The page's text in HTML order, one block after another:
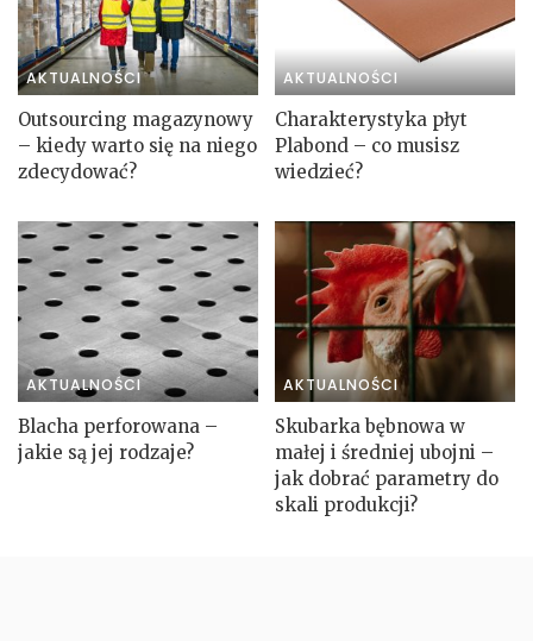
AKTUALNOŚCI
Outsourcing magazynowy
– kiedy warto się na niego
zdecydować?
AKTUALNOŚCI
Charakterystyka płyt
Plabond – co musisz
wiedzieć?
AKTUALNOŚCI
Blacha perforowana –
jakie są jej rodzaje?
AKTUALNOŚCI
Skubarka bębnowa w
małej i średniej ubojni –
jak dobrać parametry do
skali produkcji?